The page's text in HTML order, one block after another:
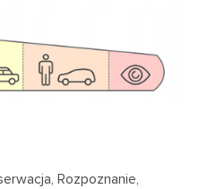
Rozpoznanie,